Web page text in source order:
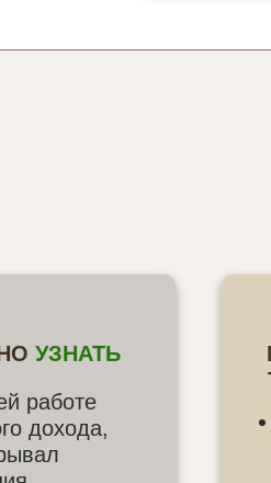
работе
дохода,
УЗНАТЬ